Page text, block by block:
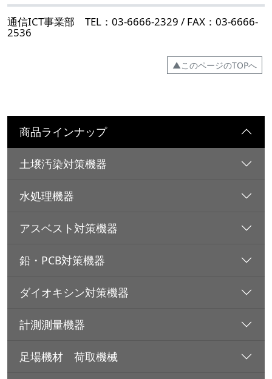
通信ICT事業部 TEL：03-6666-2329 / FAX：03-6666-
2536
▲このページのTOPへ
商品ラインナップ
土壌汚染対策機器
水処理機器
アスベスト対策機器
鉛・PCB対策機器
ダイオキシン対策機器
計測測量機器
足場機材 荷取機械